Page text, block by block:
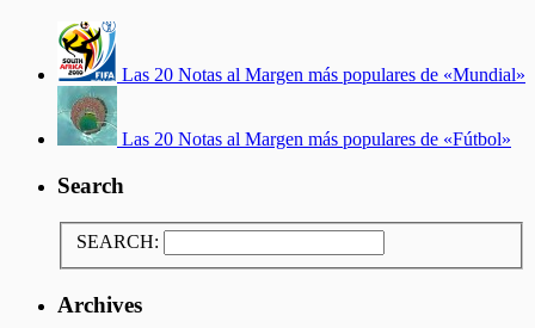
Las 20 Notas al Margen más populares de «Mundial»
Las 20 Notas al Margen más populares de «Fútbol»
Search
SEARCH:
Archives